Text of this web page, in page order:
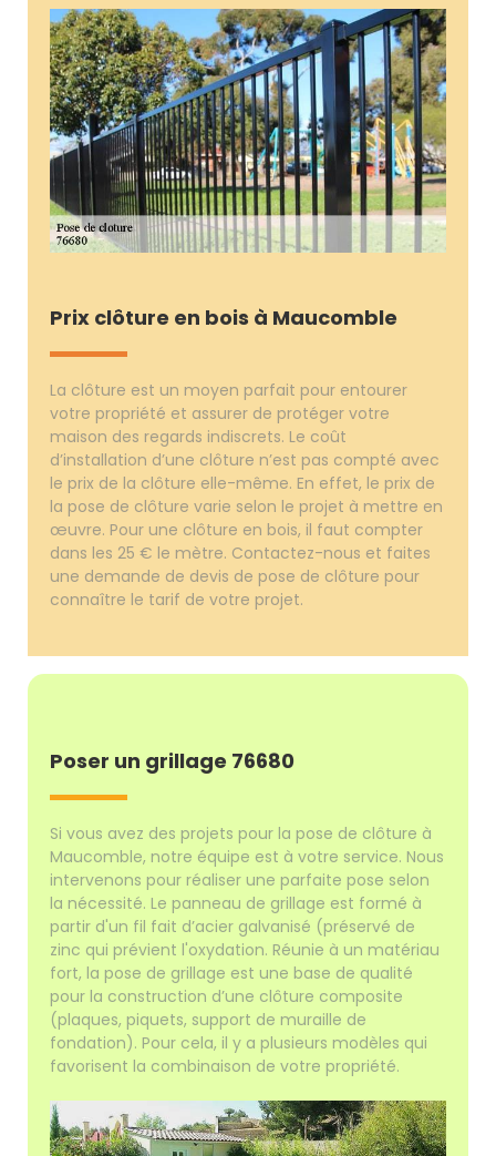
Prix clôture en bois à Maucomble
La clôture est un moyen parfait pour entourer
votre propriété et assurer de protéger votre
maison des regards indiscrets. Le coût
d’installation d’une clôture n’est pas compté avec
le prix de la clôture elle-même. En effet, le prix de
la pose de clôture varie selon le projet à mettre en
œuvre. Pour une clôture en bois, il faut compter
dans les 25 € le mètre. Contactez-nous et faites
une demande de devis de pose de clôture pour
connaître le tarif de votre projet.
Poser un grillage 76680
Si vous avez des projets pour la pose de clôture à
Maucomble, notre équipe est à votre service. Nous
intervenons pour réaliser une parfaite pose selon
la nécessité. Le panneau de grillage est formé à
partir d'un fil fait d’acier galvanisé (préservé de
zinc qui prévient l'oxydation. Réunie à un matériau
fort, la pose de grillage est une base de qualité
pour la construction d’une clôture composite
(plaques, piquets, support de muraille de
fondation). Pour cela, il y a plusieurs modèles qui
favorisent la combinaison de votre propriété.